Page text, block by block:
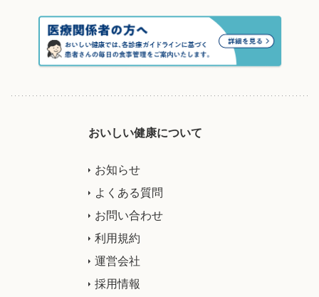
おいしい健康について
お知らせ
よくある質問
お問い合わせ
利用規約
運営会社
採用情報